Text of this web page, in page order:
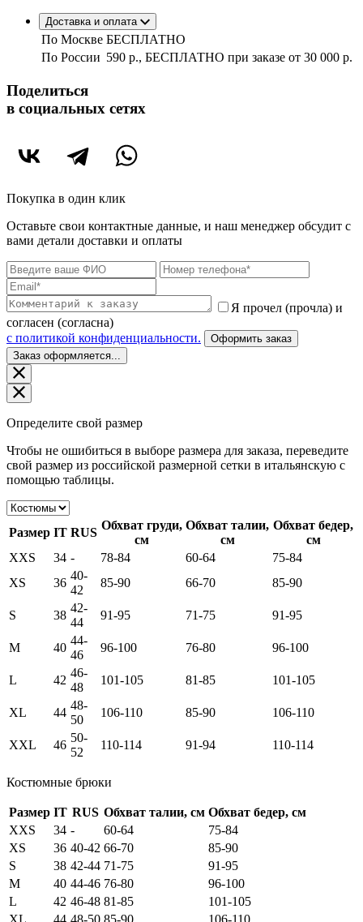
Доставка и оплата
По Москве БЕСПЛАТНО
По России 590 р., БЕСПЛАТНО при заказе от 30 000 р.
Поделиться
в социальных сетях
Покупка в один клик
Оставьте свои контактные данные, и наш менеджер обсудит с
вами детали доставки и оплаты
Я прочел (прочла) и
согласен (согласна)
c политикой конфиденциальности.
Оформить заказ
Заказ оформляется...
Определите свой размер
Чтобы не ошибиться в выборе размера для заказа, переведите
свой размер из российской размерной сетки в итальянскую с
помощью таблицы.
Размер IT RUS
Обхват груди,
см
Обхват талии,
см
Обхват бедер,
см
XXS
34 - 78-84 60-64
75-84
XS
36
40-
42
85-90 66-70 85-90
S 38
42-
44
91-95 71-75 91-95
M 40
44-
46
96-100 76-80 96-100
L 42
46-
48
101-105 81-85 101-105
XL 44
48-
50
106-110 85-90 106-110
XXL 46
50-
52
110-114 91-94 110-114
Костюмные брюки
Размер IT RUS Обхват талии, см Обхват бедер, см
XXS
34 - 60-64
75-84
XS
36 40-42 66-70
85-90
S
38 42-44 71-75
91-95
M
40 44-46 76-80
96-100
L
42 46-48 81-85
101-105